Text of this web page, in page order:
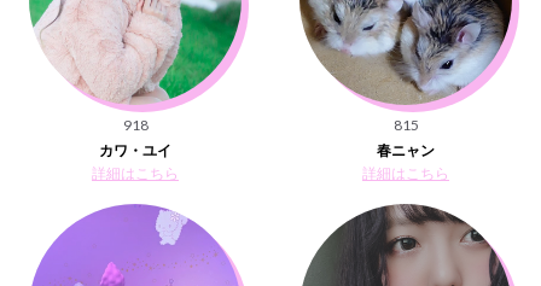
918
カワ・ユイ
詳細はこちら
815
春ニャン
詳細はこちら